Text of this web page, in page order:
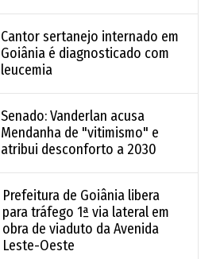
Cantor sertanejo internado em
Goiânia é diagnosticado com
leucemia
Senado: Vanderlan acusa
Mendanha de "vitimismo" e
atribui desconforto a 2030
Prefeitura de Goiânia libera
para tráfego 1ª via lateral em
obra de viaduto da Avenida
Leste-Oeste